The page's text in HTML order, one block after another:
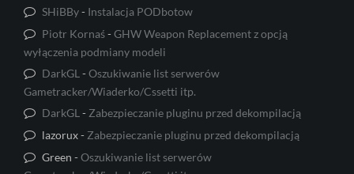
SHiBBy- Instalacja PODbotow
Piotr Kornaś-GHW Weapon Replacement z opcją
wyłączenia podmiany modeli
DarkGL -Oszukiwanie list serwerów
Gametracker/Wiaderko/Cssetti itp.
DarkGL - Zabezpieczanie pluginu przed dekompilacją
lazorux- Zabezpieczanie pluginu przed dekompilacją
Green -Oszukiwanie list serwerów